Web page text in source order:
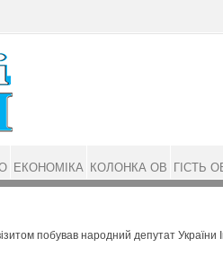
побував народний депутат України
ЕКОНОМІКА КОЛОНКА ОВ ГІСТЬ